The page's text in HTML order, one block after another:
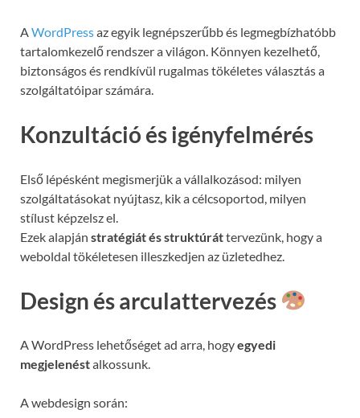
AWordPressaz egyik legnépszerűbb és legmegbízhatóbb
tartalomkezelő rendszer a világon. Könnyen kezelhető,
biztonságos és rendkívül rugalmas tökéletes választás a
szolgáltatóipar számára.
Konzultáció és igényfelmérés
Első lépésként megismerjük a vállalkozásod: milyen
szolgáltatásokat nyújtasz, kik a célcsoportod, milyen
stílust képzelsz el.
Ezek alapján stratégiát és struktúráttervezünk, hogy a
weboldal tökéletesen illeszkedjen az üzletedhez.
Design és arculattervezés
A WordPress lehetőséget ad arra, hogyegyedi
megjelenéstalkossunk.
A webdesign során: